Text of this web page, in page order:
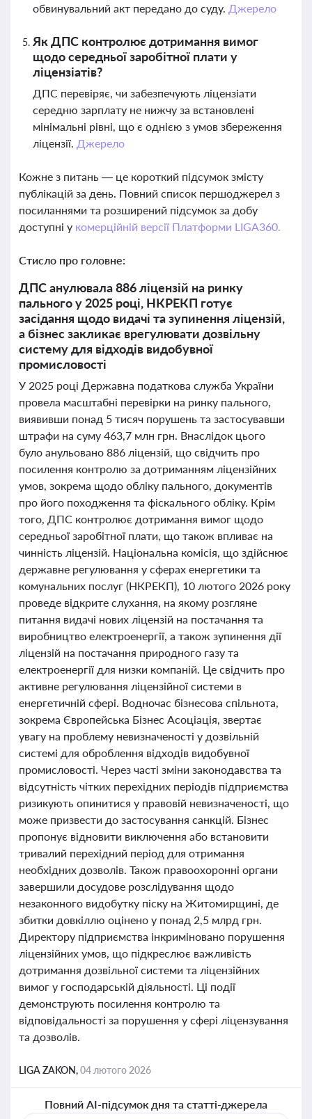
обвинувальний акт передано до суду. Джерело
Як ДПС контролює дотримання вимог
щодо середньої заробітної плати у
ліцензіатів?
ДПС перевіряє, чи забезпечують ліцензіати
середню зарплату не нижчу за встановлені
мінімальні рівні, що є однією з умов збереження
ліцензії. Джерело
Кожне з питань — це короткий підсумок змісту
публікацій за день. Повний список першоджерел з
посиланнями та розширений підсумок за добу
доступні у комерційній версії Платформи LIGA360.
Стисло про головне:
ДПС анулювала 886 ліцензій на ринку
пального у 2025 році, НКРЕКП готує
засідання щодо видачі та зупинення ліцензій,
а бізнес закликає врегулювати дозвільну
систему для відходів видобувної
промисловості
У 2025 році Державна податкова служба України
провела масштабні перевірки на ринку пального,
виявивши понад 5 тисяч порушень та застосувавши
штрафи на суму 463,7 млн грн. Внаслідок цього
було анульовано 886 ліцензій, що свідчить про
посилення контролю за дотриманням ліцензійних
умов, зокрема щодо обліку пального, документів
про його походження та фіскального обліку. Крім
того, ДПС контролює дотримання вимог щодо
середньої заробітної плати, що також впливає на
чинність ліцензій. Національна комісія, що здійснює
державне регулювання у сферах енергетики та
комунальних послуг (НКРЕКП), 10 лютого 2026 року
проведе відкрите слухання, на якому розгляне
питання видачі нових ліцензій на постачання та
виробництво електроенергії, а також зупинення дії
ліцензій на постачання природного газу та
електроенергії для низки компаній. Це свідчить про
активне регулювання ліцензійної системи в
енергетичній сфері. Водночас бізнесова спільнота,
зокрема Європейська Бізнес Асоціація, звертає
увагу на проблему невизначеності у дозвільній
системі для оброблення відходів видобувної
промисловості. Через часті зміни законодавства та
відсутність чітких перехідних періодів підприємства
ризикують опинитися у правовій невизначеності, що
може призвести до застосування санкцій. Бізнес
пропонує відновити виключення або встановити
тривалий перехідний період для отримання
необхідних дозволів. Також правоохоронні органи
завершили досудове розслідування щодо
незаконного видобутку піску на Житомирщині, де
збитки довкіллю оцінено у понад 2,5 млрд грн.
Директору підприємства інкриміновано порушення
ліцензійних умов, що підкреслює важливість
дотримання дозвільної системи та ліцензійних
вимог у господарській діяльності. Ці події
демонструють посилення контролю та
відповідальності за порушення у сфері ліцензування
та дозволів.
LIGA ZAKON,04 лютого 2026
Повний AI-підсумок дня та статті-джерела